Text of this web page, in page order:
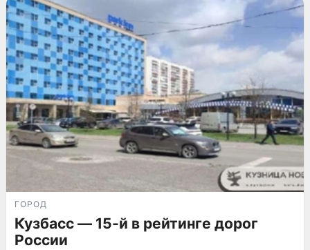
ГОРОД
Кузбасс — 15-й в рейтинге дорог
России